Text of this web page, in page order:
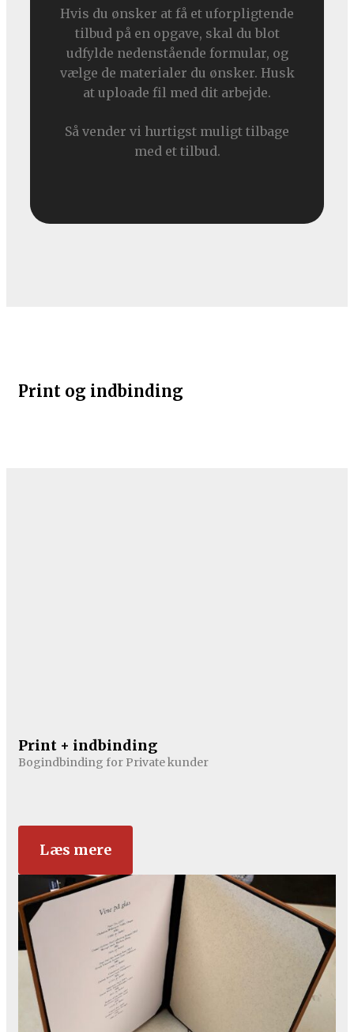
Hvis du ønsker at få et uforpligtende
tilbud på en opgave, skal du blot
udfylde nedenstående formular, og
vælge de materialer du ønsker. Husk
at uploade fil med dit arbejde.
Så vender vi hurtigst muligt tilbage
med et tilbud.
Print og indbinding
Print + indbinding
Bogindbinding for Private kunder
Læs mere